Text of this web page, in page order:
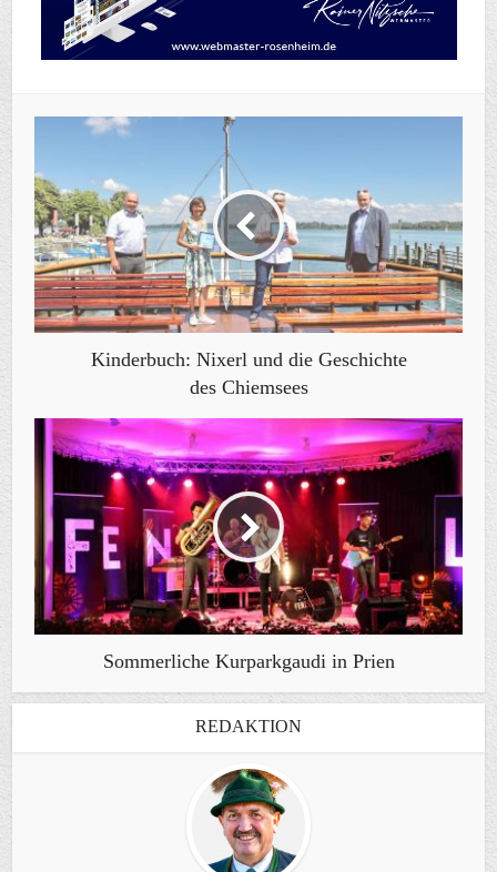
Kinderbuch: Nixerl und die Geschichte
des Chiemsees
Sommerliche Kurparkgaudi in Prien
REDAKTION